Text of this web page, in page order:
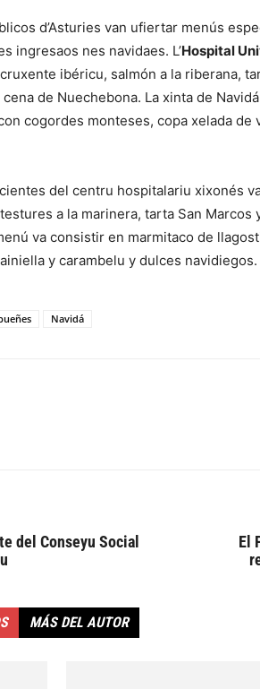
d’Asturies van ufiertar menús
ingresaos nes navidaes. L’Hospital
ibéricu, salmón a la riberana,
de Nuechebona. La xinta de
cogordes monteses, copa xelada de
del centru hospitalariu xixonés
a la marinera, tarta San Marcos
va consistir en marmitaco de
y carambelu y dulces navidiegos.
Navidá
del Conseyu Social
El
MÁS DEL AUTOR